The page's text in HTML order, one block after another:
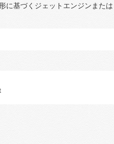
に基づくジェットエンジンまたは